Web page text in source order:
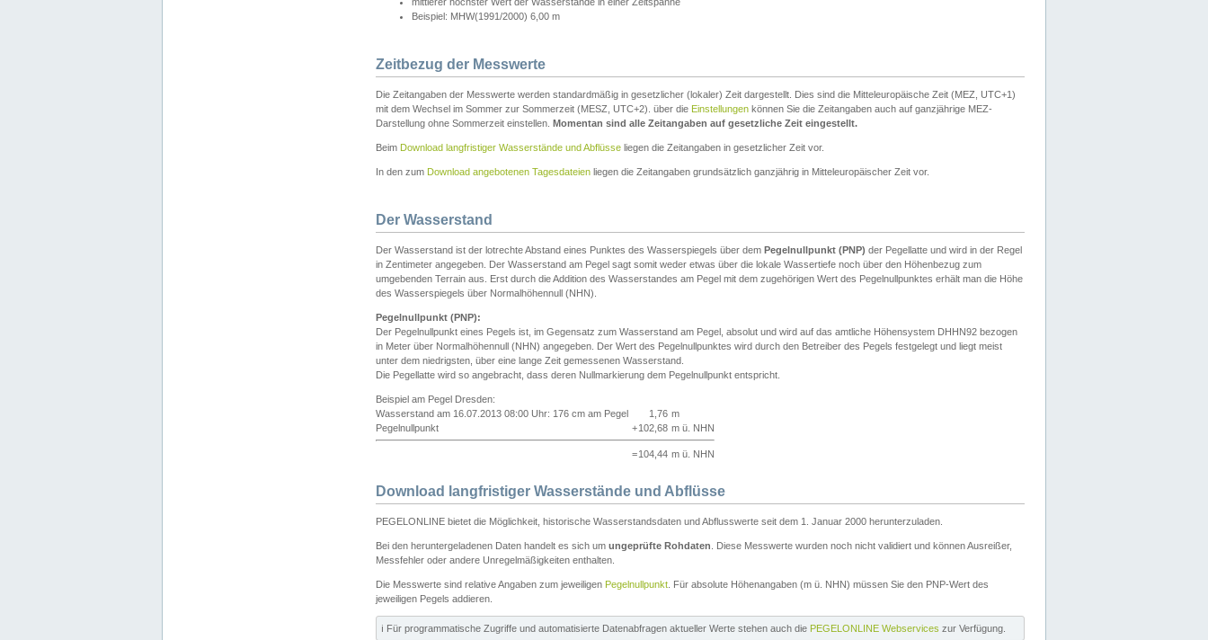
Beispiel: MHW(1991/2000) 6,00 m
Zeitbezug der Messwerte
Die Zeitangaben der Messwerte werden standardmäßig in gesetzlicher (lokaler) Zeit dargestellt. Dies sind die Mitteleuropäische Zeit (MEZ, UTC+1)
mit dem Wechsel im Sommer zur Sommerzeit (MESZ, UTC+2). über die Einstellungen können Sie die Zeitangaben auch auf ganzjährige MEZ-
Darstellung ohne Sommerzeit einstellen. Momentan sind alle Zeitangaben auf gesetzliche Zeit eingestellt.
Beim Download langfristiger Wasserstände und Abflüsse liegen die Zeitangaben in gesetzlicher Zeit vor.
In den zum Download angebotenen Tagesdateien liegen die Zeitangaben grundsätzlich ganzjährig in Mitteleuropäischer Zeit vor.
Der Wasserstand
Der Wasserstand ist der lotrechte Abstand eines Punktes des Wasserspiegels über dem Pegelnullpunkt (PNP) der Pegellatte und wird in der Regel
in Zentimeter angegeben. Der Wasserstand am Pegel sagt somit weder etwas über die lokale Wassertiefe noch über den Höhenbezug zum
umgebenden Terrain aus. Erst durch die Addition des Wasserstandes am Pegel mit dem zugehörigen Wert des Pegelnullpunktes erhält man die Höhe
des Wasserspiegels über Normalhöhennull (NHN).
Pegelnullpunkt (PNP):
Der Pegelnullpunkt eines Pegels ist, im Gegensatz zum Wasserstand am Pegel, absolut und wird auf das amtliche Höhensystem DHHN92 bezogen
in Meter über Normalhöhennull (NHN) angegeben. Der Wert des Pegelnullpunktes wird durch den Betreiber des Pegels festgelegt und liegt meist
unter dem niedrigsten, über eine lange Zeit gemessenen Wasserstand.
Die Pegellatte wird so angebracht, dass deren Nullmarkierung dem Pegelnullpunkt entspricht.
Beispiel am Pegel Dresden:
Wasserstand am 16.07.2013 08:00 Uhr: 176 cm am Pegel
1,76 m
Pegelnullpunkt
+102,68 m ü. NHN
=104,44 m ü. NHN
Download langfristiger Wasserstände und Abflüsse
PEGELONLINE bietet die Möglichkeit, historische Wasserstandsdaten und Abflusswerte seit dem 1. Januar 2000 herunterzuladen.
Bei den heruntergeladenen Daten handelt es sich um ungeprüfte Rohdaten . Diese Messwerte wurden noch nicht validiert und können Ausreißer,
Messfehler oder andere Unregelmäßigkeiten enthalten.
Die Messwerte sind relative Angaben zum jeweiligen Pegelnullpunkt . Für absolute Höhenangaben (m ü. NHN) müssen Sie den PNP-Wert des
jeweiligen Pegels addieren.
ℹ️ Für programmatische Zugriffe und automatisierte Datenabfragen aktueller Werte stehen auch die PEGELONLINE Webservices zur Verfügung.